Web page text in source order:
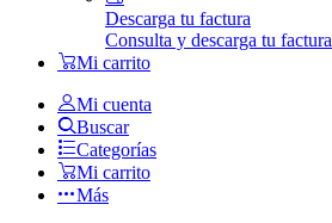
Descarga tu factura
Consulta y descarga tu factura
Mi carrito
Mi cuenta
Buscar
Categorías
Mi carrito
Más